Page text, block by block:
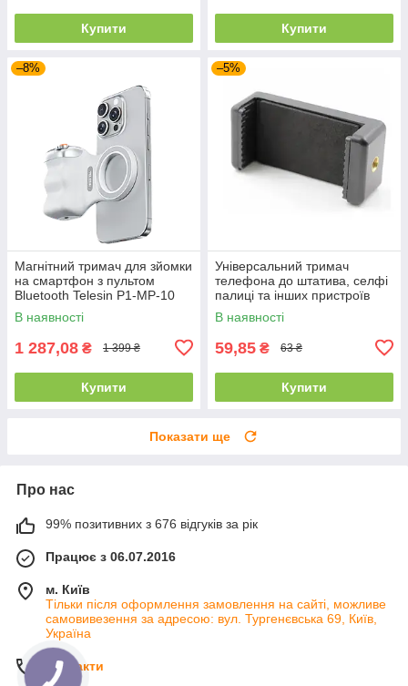
Купити Купити
–8%
Магнітний тримач для зйомки
на смартфон з пультом
Bluetooth Telesin P1-MP-10
В наявності
1 287,08 ₴ 1 399 ₴
Купити
–5%
Універсальний тримач
телефона до штатива, селфі
палиці та інших пристроїв
В наявності
59,85 ₴ 63 ₴
Купити
Показати ще
Про нас
99% позитивних з 676 відгуків за рік
Працює з 06.07.2016
м. Київ
Тільки після оформлення замовлення на сайті, можливе
самовивезення за адресою: вул. Тургенєвська 69, Київ,
Україна
Контакти